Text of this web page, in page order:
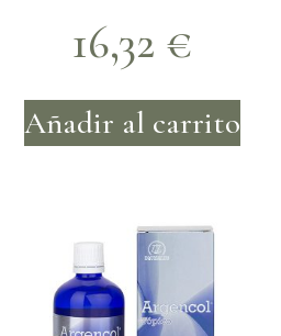
16,32 €
Añadir al carrito